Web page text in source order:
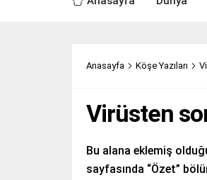
Anasayfa Köşe Yazıları
Virüsten
Bu alana eklemiş
sayfasında “Özet”